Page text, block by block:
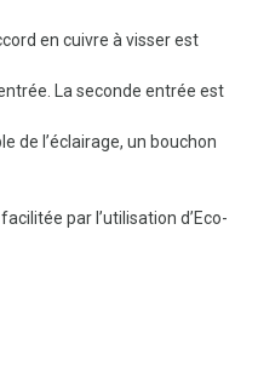
en cuivre à visser est
La seconde entrée est
de l’éclairage, un bouchon
par l’utilisation d’Eco-